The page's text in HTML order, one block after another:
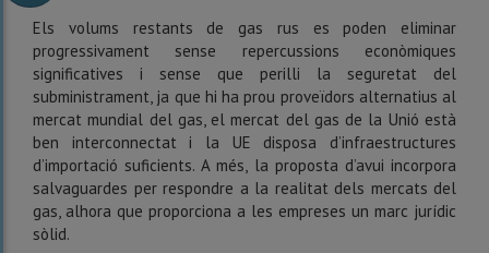
Els volums restants de gas rus es poden eliminar
progressivament sense repercussions econòmiques
significatives i sense que perilli la seguretat del
subministrament, ja que hi ha prou proveïdors alternatius al
mercat mundial del gas, el mercat del gas de la Unió està
ben interconnectat i la UE disposa d’infraestructures
d’importació suficients. A més, la proposta d’avui incorpora
salvaguardes per respondre a la realitat dels mercats del
gas, alhora que proporciona a les empreses un marc jurídic
sòlid.